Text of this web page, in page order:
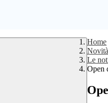
Home
Novità
Le
Open